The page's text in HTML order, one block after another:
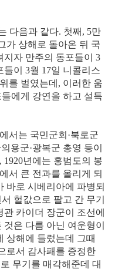
다음과 같다. 첫째, 5만
가 상해로 돌아온 뒤 국
지자 만주의 동포들이 3
이 3월 17일 니콜리스
를 벌였는데, 이러한 움
에게 강연을 하고 설득
서는 국민군회·북로군
용군·광복군 총영 등이
년에는 홍범도의 봉
서 큰 전과를 올리게 되
바로 시베리아에 파병되
헐값으로 팔고 간 무기
카이더 장군이 조선에
은 다름 아닌 여운형이
상해에 들렀는데 그때
로서 감사패를 증정한
무기를 매각해준데 대